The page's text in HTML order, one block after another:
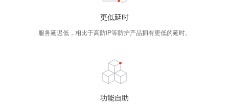
更低延时
服务延迟低，相比于高防IP等防护产品拥有更低的延时。
功能自助